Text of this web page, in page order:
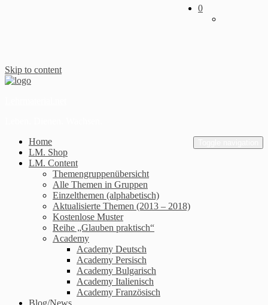
Skip to content
0
Home
LM. Shop
LM. Content
Themengruppenübersicht
Alle Themen in Gruppen
Einzelthemen (alphabetisch)
Aktualisierte Themen (2013 – 2018)
Kostenlose Muster
Reihe „Glauben praktisch“
Academy
Academy Deutsch
Academy Persisch
Academy Bulgarisch
Academy Italienisch
Academy Französisch
Blog/News